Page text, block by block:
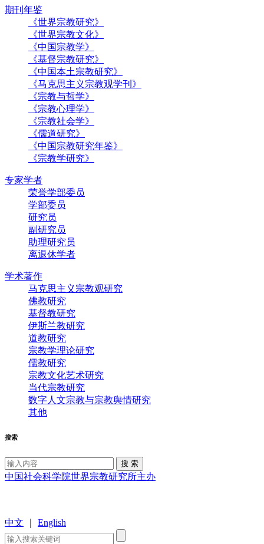
期刊年鉴
《世界宗教研究》
《世界宗教文化》
《中国宗教学》
《基督宗教研究》
《中国本土宗教研究》
《马克思主义宗教观学刊》
《宗教与哲学》
《宗教心理学》
《宗教社会学》
《儒道研究》
《中国宗教研究年鉴》
《宗教学研究》
专家学者
荣誉学部委员
学部委员
研究员
副研究员
助理研究员
离退休学者
学术著作
马克思主义宗教观研究
佛教研究
基督教研究
伊斯兰教研究
道教研究
宗教学理论研究
儒教研究
宗教文化艺术研究
当代宗教研究
数字人文宗教与宗教舆情研究
其他
搜索
中国社会科学院世界宗教研究所主办
中文 English